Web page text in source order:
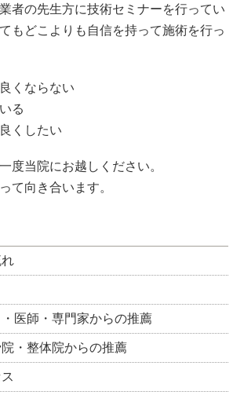
者の先生方に技術セミナーを行ってい
もどこよりも自信を持って施術を行っ
くならない
る
くしたい
度当院にお越しください。
て向き合います。
医師・専門家からの推薦
・整体院からの推薦